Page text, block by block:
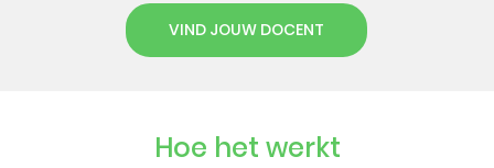
VIND JOUW DOCENT
Hoe het werkt